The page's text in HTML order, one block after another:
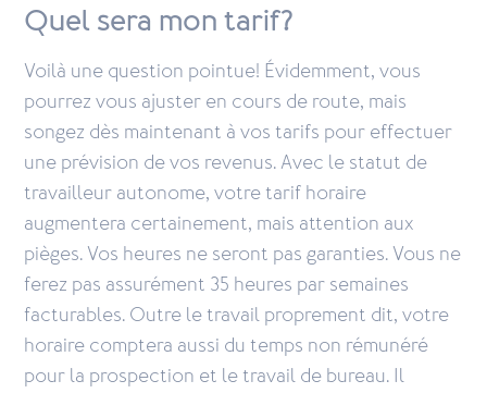
Quel sera mon tarif?
Voilà une question pointue! Évidemment, vous
pourrez vous ajuster en cours de route, mais
songez dès maintenant à vos tarifs pour effectuer
une prévision de vos revenus. Avec le statut de
travailleur autonome, votre tarif horaire
augmentera certainement, mais attention aux
pièges. Vos heures ne seront pas garanties. Vous ne
ferez pas assurément 35 heures par semaines
facturables. Outre le travail proprement dit, votre
horaire comptera aussi du temps non rémunéré
pour la prospection et le travail de bureau. Il